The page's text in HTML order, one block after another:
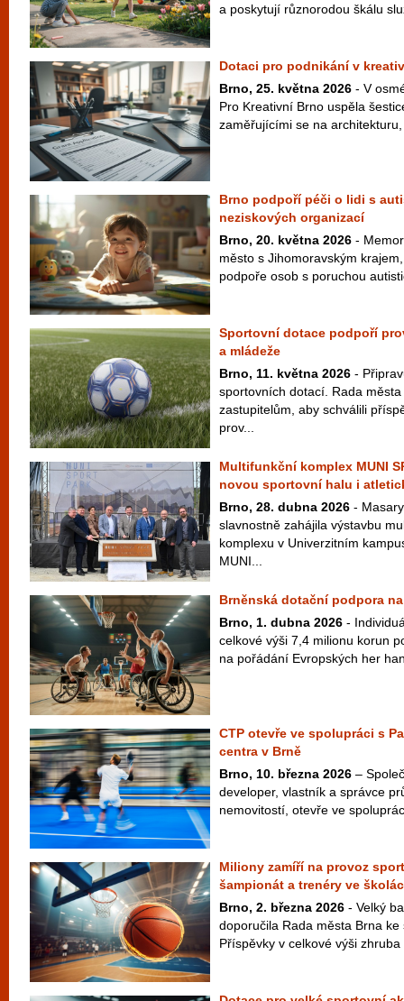
a poskytují různorodou škálu
Dotaci pro podnikání v
Brno, 25. května 2026 - V
Pro Kreativní Brno uspěla
zaměřujícími se na
Brno podpoří péči o lidi s
neziskových organizací
Brno, 20. května 2026 -
město s Jihomoravským
podpoře osob s poruchou
Sportovní dotace podpoří
a mládeže
Brno, 11. května 2026 -
sportovních dotací. Rada
zastupitelům, aby schválili
prov...
Multifunkční komplex MUNI
novou sportovní halu i
Brno, 28. dubna 2026 -
slavnostně zahájila výstavbu
komplexu v Univerzitním
MUNI...
Brněnská dotační podpora
Brno, 1. dubna 2026 -
celkové výši 7,4 milionu korun
na pořádání Evropských her
CTP otevře ve spolupráci s
centra v Brně
Brno, 10. března 2026 –
developer, vlastník a správce
nemovitostí, otevře ve
Miliony zamíří na provoz
šampionát a trenéry ve
Brno, 2. března 2026 - Velký
doporučila Rada města Brna
Příspěvky v celkové výši